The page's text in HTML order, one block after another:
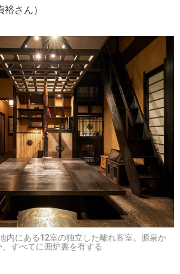
さん）
内にある12室の独立した離れ客室。源泉か
すべてに囲炉裏を有する